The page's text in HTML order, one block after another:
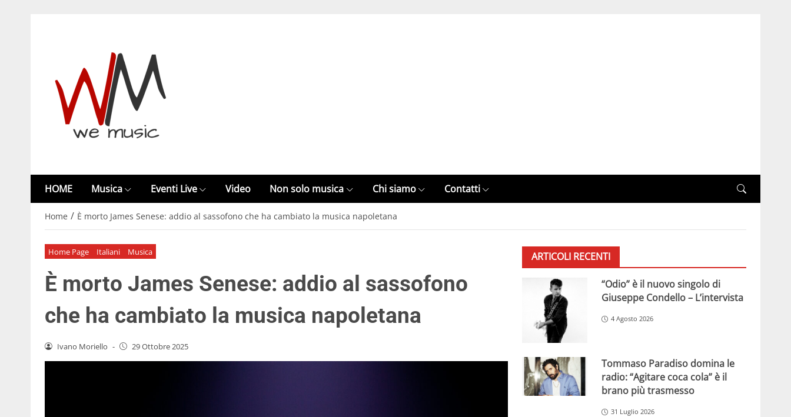
HOME Musica Eventi Live Video Non solo musica Chi siamo Contatti
Home / È morto James Senese: addio al sassofono che ha cambiato la musica napoletana
Home Page Italiani Musica
È morto James Senese: addio al sassofono
che ha cambiato la musica napoletana
Ivano Moriello - 29 Ottobre 2025
ARTICOLI RECENTI
“Odio” è il nuovo singolo di
Giuseppe Condello – L’intervista
4 Agosto 2026
Tommaso Paradiso domina le
radio: “Agitare coca cola” è il
brano più trasmesso
31 Luglio 2026